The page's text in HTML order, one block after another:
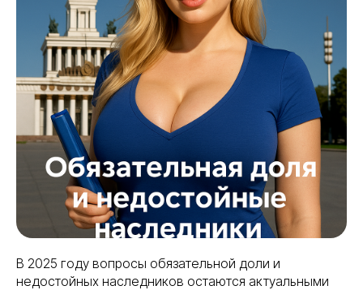
В 2025 году вопросы обязательной доли и
недостойных наследников остаются актуальными